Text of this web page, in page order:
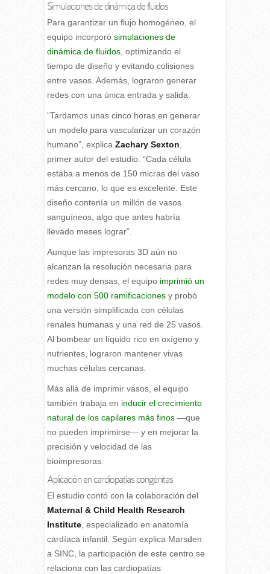
Simulaciones de dinámica de fluidos
Para garantizar un flujo homogéneo, el
equipo incorporósimulaciones de
dinámica de fluidos, optimizando el
tiempo de diseño y evitando colisiones
entre vasos. Además, lograron generar
redes con una única entrada y salida.
“Tardamos unas cinco horas en generar
un modelo para vascularizar un corazón
humano”, explicaZachary Sexton,
primer autor del estudio. “Cada célula
estaba a menos de 150 micras del vaso
más cercano, lo que es excelente. Este
diseño contenía un millón de vasos
sanguíneos, algo que antes habría
llevado meses lograr”.
Aunque las impresoras 3D aún no
alcanzan la resolución necesaria para
redes muy densas, el equipoimprimió un
modelo con 500 ramificacionesy probó
una versión simplificada con células
renales humanas y una red de 25 vasos.
Al bombear un líquido rico en oxígeno y
nutrientes, lograron mantener vivas
muchas células cercanas.
Más allá de imprimir vasos, el equipo
también trabaja en inducir el crecimiento
natural de los capilares más finos—que
no pueden imprimirse— y en mejorar la
precisión y velocidad de las
bioimpresoras.
Aplicación en cardiopatías congénitas
El estudio contó con la colaboración del
Maternal & Child Health Research
Institute, especializado en anatomía
cardíaca infantil. Según explica Marsden
a SINC, la participación de este centro se
relaciona con las cardiopatías